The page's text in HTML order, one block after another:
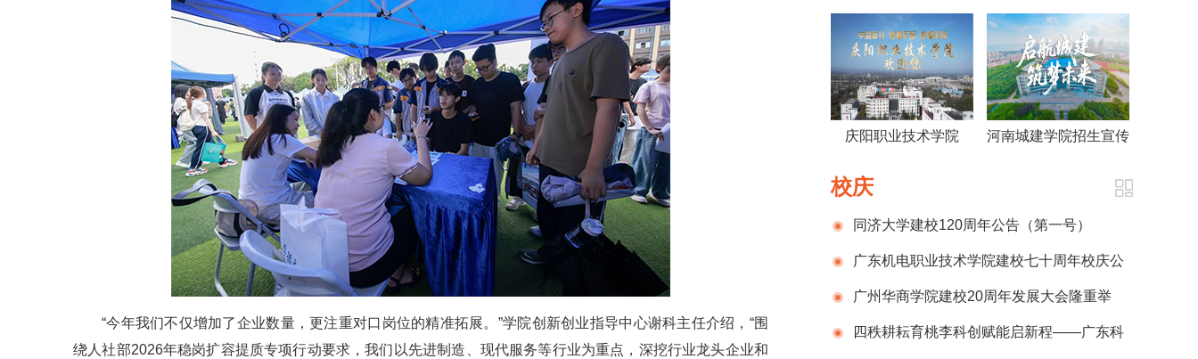
“今年我们不仅增加了企业数量，更注重对口岗位的精准拓展。”学院创新创业指导中心谢科主任介绍，“围
绕人社部2026年稳岗扩容提质专项行动要求，我们以先进制造、现代服务等行业为重点，深挖行业龙头企业和
学院视频《70年，70
人》
——黄冈师范学院宣传
片2026版
庆阳职业技术学院 河南城建学院招生宣传
校庆
同济大学建校120周年公告（第一号）
广东机电职业技术学院建校七十周年校庆公
告（第一号）
广州华商学院建校20周年发展大会隆重举
行 四秩耕耘育桃李科创赋能启新程——广东科